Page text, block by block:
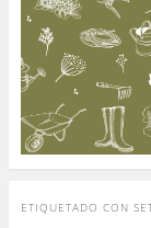
ETIQUETADO CON